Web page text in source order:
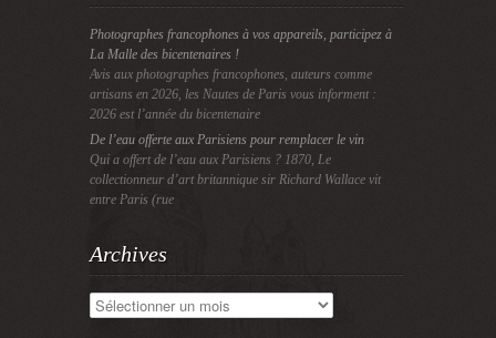
Photographes francophones à vos appareils, participez à
La Malle des bicentenaires !
Avis aux photographes francophones, auteurs comme
artisans en 2026, les Nautes de Paris vous informent :
2026 est l’année du bicentenaire
De l’eau offerte aux Parisiens pour remplacer le vin
Qui a offert de l’eau aux Parisiens ? 1870, Le
collectionneur d’art britannique sir Richard Wallace vit
entre Paris (rue
Archives
Archives